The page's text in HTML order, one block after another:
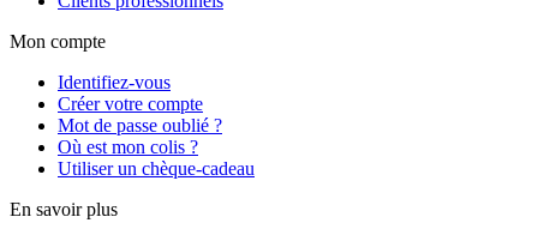
Mon compte
Identifiez-vous
Créer votre compte
Mot de passe oublié ?
Où est mon colis ?
Utiliser un chèque-cadeau
En savoir plus